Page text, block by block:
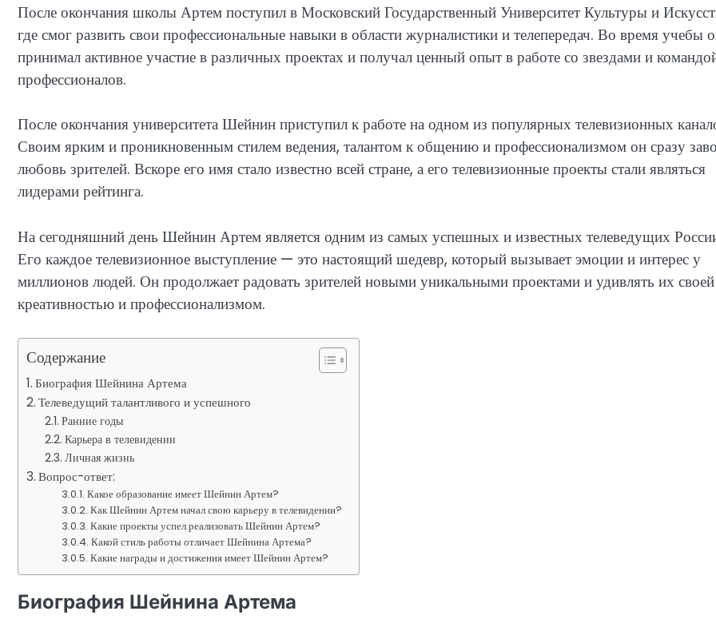
После окончания школы Артем поступил в Московский Государственный Университет Культуры и
где смог развить свои профессиональные навыки в области журналистики и телепередач. Во время учебы
принимал активное участие в различных проектах и получал ценный опыт в работе со звездами и
профессионалов.
После окончания университета Шейнин приступил к работе на одном из популярных телевизионных
Своим ярким и проникновенным стилем ведения, талантом к общению и профессионализмом он сразу
любовь зрителей. Вскоре его имя стало известно всей стране, а его телевизионные проекты стали являться
лидерами рейтинга.
На сегодняшний день Шейнин Артем является одним из самых успешных и известных телеведущих
Его каждое телевизионное выступление — это настоящий шедевр, который вызывает эмоции и интерес у
миллионов людей. Он продолжает радовать зрителей новыми уникальными проектами и удивлять их своей
креативностью и профессионализмом.
Содержание
Биография Шейнина Артема
Телеведущий талантливого и успешного
Ранние годы
Карьера в телевидении
Личная жизнь
Вопрос-ответ:
Какое образование имеет Шейнин Артем?
Как Шейнин Артем начал свою карьеру в телевидении?
Какие проекты успел реализовать Шейнин Артем?
Какой стиль работы отличает Шейнина Артема?
Какие награды и достижения имеет Шейнин Артем?
Биография Шейнина Артема